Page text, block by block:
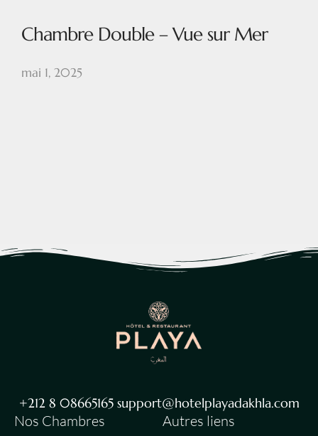
Chambre Double – Vue sur Mer
mai 1, 2025
+212 8 08665165 support@hotelplayadakhla.com
Nos Chambres Autres liens